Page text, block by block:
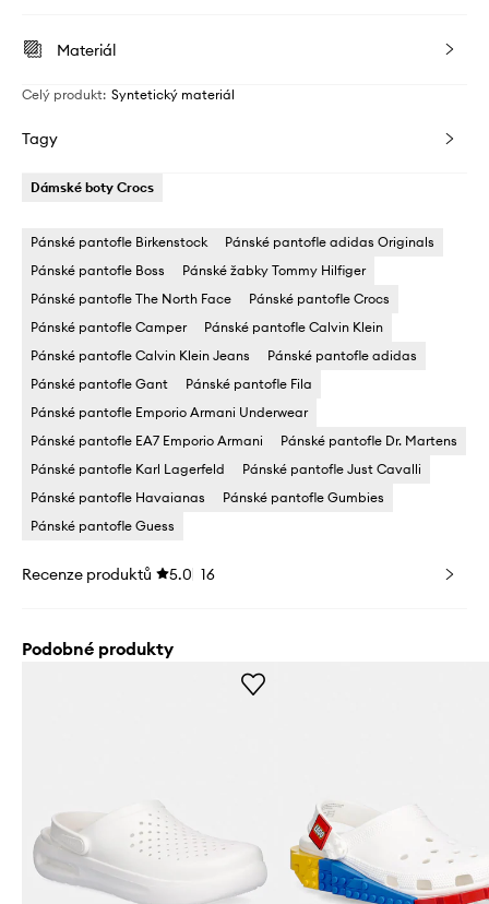
Materiál
Celý produkt: Syntetický materiál
Tagy
Dámské boty Crocs
Pánské pantofle Birkenstock
Pánské pantofle adidas Originals
Pánské pantofle Boss
Pánské žabky Tommy Hilfiger
Pánské pantofle The North Face
Pánské pantofle Crocs
Pánské pantofle Camper
Pánské pantofle Calvin Klein
Pánské pantofle Calvin Klein Jeans
Pánské pantofle adidas
Pánské pantofle Gant
Pánské pantofle Fila
Pánské pantofle Emporio Armani Underwear
Pánské pantofle EA7 Emporio Armani
Pánské pantofle Dr. Martens
Pánské pantofle Karl Lagerfeld
Pánské pantofle Just Cavalli
Pánské pantofle Havaianas
Pánské pantofle Gumbies
Pánské pantofle Guess
Recenze produktů 5.0 16
Podobné produkty